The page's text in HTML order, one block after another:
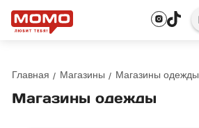
Главная Магазины Магазины одежды
Магазины одежды